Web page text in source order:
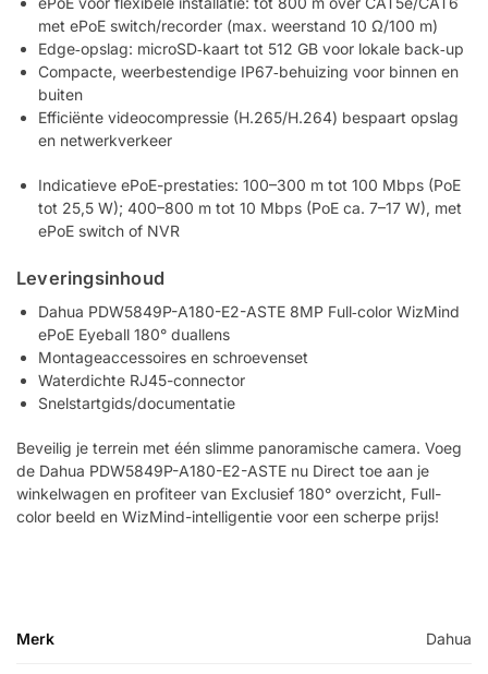
met ePoE switch/recorder (max. weerstand 10 Ω/100 m)
Edge‑opslag: microSD‑kaart tot 512 GB voor lokale back‑up
Compacte, weerbestendige IP67‑behuizing voor binnen en
buiten
Efficiënte videocompressie (H.265/H.264) bespaart opslag
en netwerkverkeer
Indicatieve ePoE-prestaties: 100–300 m tot 100 Mbps (PoE
tot 25,5 W); 400–800 m tot 10 Mbps (PoE ca. 7–17 W), met
ePoE switch of NVR
Leveringsinhoud
Dahua PDW5849P-A180-E2-ASTE 8MP Full‑color WizMind
ePoE Eyeball 180° duallens
Montageaccessoires en schroevenset
Waterdichte RJ45-connector
Snelstartgids/documentatie
Beveilig je terrein met één slimme panoramische camera. Voeg
de Dahua PDW5849P-A180-E2-ASTE nu Direct toe aan je
winkelwagen en profiteer van Exclusief 180° overzicht, Full-
color beeld en WizMind-intelligentie voor een scherpe prijs!
Merk Dahua